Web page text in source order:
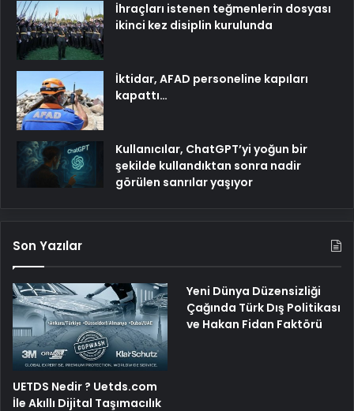
İhraçları istenen teğmenlerin dosyası
ikinci kez disiplin kurulunda
İktidar, AFAD personeline kapıları
kapattı…
Kullanıcılar, ChatGPT’yi yoğun bir
şekilde kullandıktan sonra nadir
görülen sanrılar yaşıyor
Son Yazılar
UETDS Nedir ? Uetds.com
İle Akıllı Dijital Taşımacılık
Yeni Dünya Düzensizliği
Çağında Türk Dış Politikası
ve Hakan Fidan Faktörü